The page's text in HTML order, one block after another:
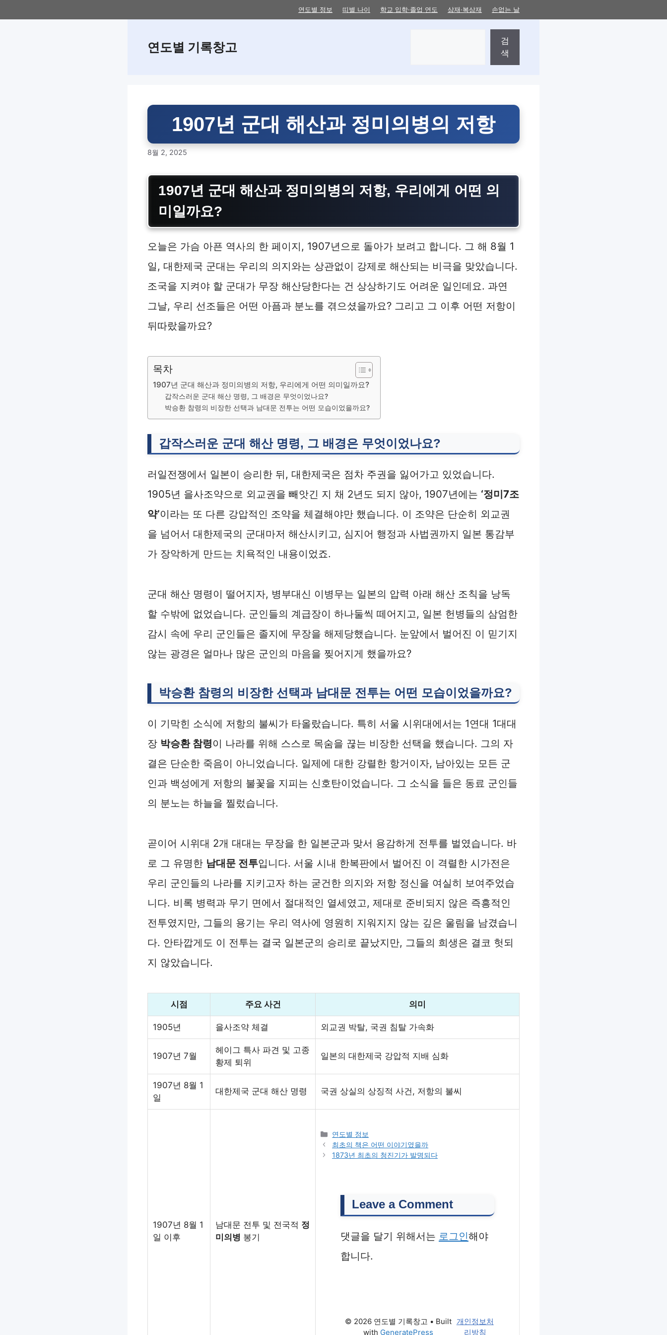
to
연도별 정보 띠별 나이 학교 입학·졸업 연도 삼재·복삼재 손없는 날
연도별 기록창고
검
색
1907년 군대 해산과 정미의병의 저항
8월 2, 2025
1907년 군대 해산과 정미의병의 저항, 우리에게 어떤 의
미일까요?
오늘은 가슴 아픈 역사의 한 페이지, 1907년으로 돌아가 보려고 합니다. 그 해 8월 1
일, 대한제국 군대는 우리의 의지와는 상관없이 강제로 해산되는 비극을 맞았습니다.
조국을 지켜야 할 군대가 무장 해산당한다는 건 상상하기도 어려운 일인데요. 과연
그날, 우리 선조들은 어떤 아픔과 분노를 겪으셨을까요? 그리고 그 이후 어떤 저항이
뒤따랐을까요?
목차
1907년 군대 해산과 정미의병의 저항, 우리에게 어떤 의미일까요?
갑작스러운 군대 해산 명령, 그 배경은 무엇이었나요?
박승환 참령의 비장한 선택과 남대문 전투는 어떤 모습이었을까요?
갑작스러운 군대 해산 명령, 그 배경은 무엇이었나요?
러일전쟁에서 일본이 승리한 뒤, 대한제국은 점차 주권을 잃어가고 있었습니다.
1905년 을사조약으로 외교권을 빼앗긴 지 채 2년도 되지 않아, 1907년에는 ‘정미7조
약’이라는 또 다른 강압적인 조약을 체결해야만 했습니다. 이 조약은 단순히 외교권
을 넘어서 대한제국의 군대마저 해산시키고, 심지어 행정과 사법권까지 일본 통감부
가 장악하게 만드는 치욕적인 내용이었죠.
군대 해산 명령이 떨어지자, 병부대신 이병무는 일본의 압력 아래 해산 조칙을 낭독
할 수밖에 없었습니다. 군인들의 계급장이 하나둘씩 떼어지고, 일본 헌병들의 삼엄한
감시 속에 우리 군인들은 졸지에 무장을 해제당했습니다. 눈앞에서 벌어진 이 믿기지
않는 광경은 얼마나 많은 군인의 마음을 찢어지게 했을까요?
박승환 참령의 비장한 선택과 남대문 전투는 어떤 모습이었을까요?
이 기막힌 소식에 저항의 불씨가 타올랐습니다. 특히 서울 시위대에서는 1연대 1대대
장 박승환 참령이 나라를 위해 스스로 목숨을 끊는 비장한 선택을 했습니다. 그의 자
결은 단순한 죽음이 아니었습니다. 일제에 대한 강렬한 항거이자, 남아있는 모든 군
인과 백성에게 저항의 불꽃을 지피는 신호탄이었습니다. 그 소식을 들은 동료 군인들
의 분노는 하늘을 찔렀습니다.
곧이어 시위대 2개 대대는 무장을 한 일본군과 맞서 용감하게 전투를 벌였습니다. 바
로 그 유명한 남대문 전투입니다. 서울 시내 한복판에서 벌어진 이 격렬한 시가전은
우리 군인들의 나라를 지키고자 하는 굳건한 의지와 저항 정신을 여실히 보여주었습
니다. 비록 병력과 무기 면에서 절대적인 열세였고, 제대로 준비되지 않은 즉흥적인
전투였지만, 그들의 용기는 우리 역사에 영원히 지워지지 않는 깊은 울림을 남겼습니
다. 안타깝게도 이 전투는 결국 일본군의 승리로 끝났지만, 그들의 희생은 결코 헛되
지 않았습니다.
시점 주요 사건 의미
1905년 을사조약 체결 외교권 박탈, 국권 침탈 가속화
1907년 7월
헤이그 특사 파견 및 고종
황제 퇴위
일본의 대한제국 강압적 지배 심화
1907년 8월 1
일
대한제국 군대 해산 명령 국권 상실의 상징적 사건, 저항의 불씨
1907년 8월 1
일 이후
남대문 전투 및 전국적 정
미의병 봉기
Categories
연도별 정보
최초의 책은 어떤 이야기였을까
1873년 최초의 청진기가 발명되다
Leave a Comment
댓글을 달기 위해서는 로그인해야
합니다.
개인정보처
리방침
© 2026 연도별 기록창고 • Built
with GeneratePress